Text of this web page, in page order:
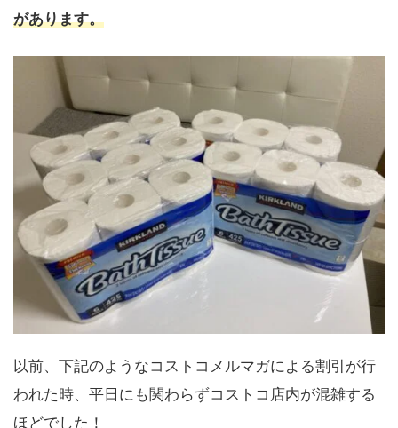
があります。
以前、下記のようなコストコメルマガによる割引が行
われた時、平日にも関わらずコストコ店内が混雑する
ほどでした！